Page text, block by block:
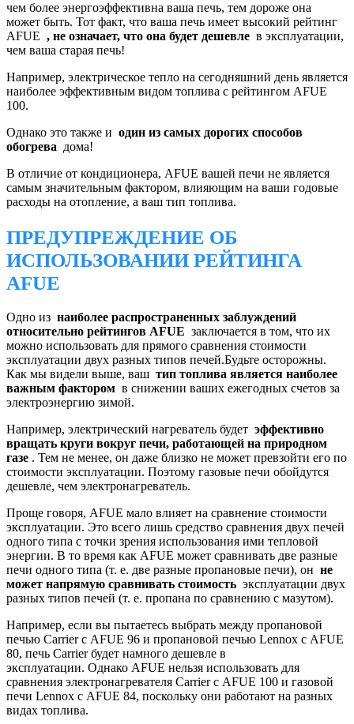
чем более энергоэффективна ваша печь, тем дороже она
может быть. Тот факт, что ваша печь имеет высокий рейтинг
AFUE , не означает, что она будет дешевле в эксплуатации,
чем ваша старая печь!
Например, электрическое тепло на сегодняшний день является
наиболее эффективным видом топлива с рейтингом AFUE
100.
Однако это также и один из самых дорогих способов
обогрева дома!
В отличие от кондиционера, AFUE вашей печи не является
самым значительным фактором, влияющим на ваши годовые
расходы на отопление, а ваш тип топлива.
ПРЕДУПРЕЖДЕНИЕ ОБ
ИСПОЛЬЗОВАНИИ РЕЙТИНГА
AFUE
Одно из наиболее распространенных заблуждений
относительно рейтингов AFUE заключается в том, что их
можно использовать для прямого сравнения стоимости
эксплуатации двух разных типов печей.Будьте осторожны.
Как мы видели выше, ваш тип топлива является наиболее
важным фактором в снижении ваших ежегодных счетов за
электроэнергию зимой.
Например, электрический нагреватель будет эффективно
вращать круги вокруг печи, работающей на природном
газе . Тем не менее, он даже близко не может превзойти его по
стоимости эксплуатации. Поэтому газовые печи обойдутся
дешевле, чем электронагреватель.
Проще говоря, AFUE мало влияет на сравнение стоимости
эксплуатации. Это всего лишь средство сравнения двух печей
одного типа с точки зрения использования ими тепловой
энергии. В то время как AFUE может сравнивать две разные
печи одного типа (т. е. две разные пропановые печи), он не
может напрямую сравнивать стоимость эксплуатации двух
разных типов печей (т. е. пропана по сравнению с мазутом).
Например, если вы пытаетесь выбрать между пропановой
печью Carrier с AFUE 96 и пропановой печью Lennox с AFUE
80, печь Carrier будет намного дешевле в
эксплуатации. Однако AFUE нельзя использовать для
сравнения электронагревателя Carrier с AFUE 100 и газовой
печи Lennox с AFUE 84, поскольку они работают на разных
видах топлива.